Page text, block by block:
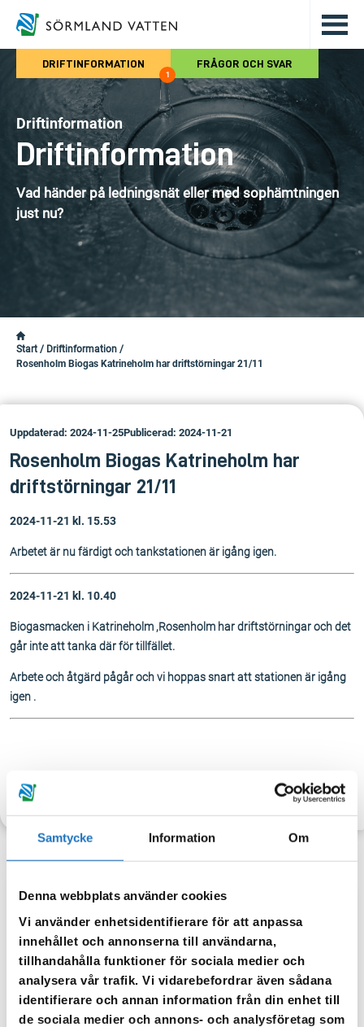
Samtycke Information Om
Denna webbplats använder cookies
Vi använder enhetsidentifierare för att anpassa
innehållet och annonserna till användarna,
tillhandahålla funktioner för sociala medier och
analysera vår trafik. Vi vidarebefordrar även sådana
identifierare och annan information från din enhet till
de sociala medier och annons- och analysföretag som
Hoppa till det huvudsakliga
DRIFTINFORMATION
1
FRÅGOR OCH SVAR
Driftinformation
Driftinformation
Vad händer på ledningsnät eller med sophämtningen
just nu?
Start / Driftinformation /
Rosenholm Biogas Katrineholm har driftstörningar 21/11
Uppdaterad: 2024-11-25Publicerad: 2024-11-21
Rosenholm Biogas Katrineholm har
driftstörningar 21/11
2024-11-21 kl. 15.53
Arbetet är nu färdigt och tankstationen är igång igen.
2024-11-21 kl. 10.40
Biogasmacken i Katrineholm ,Rosenholm har driftstörningar och det
går inte att tanka där för tillfället.
Arbete och åtgärd pågår och vi hoppas snart att stationen är igång
igen .
Anmäl dig till vår sms-tjänst.
Vår sms-tjänst använder vi enbart för att kunna informera dig
om driftstörningar och andra händelser som kan påverka dig
som fastighetsägare.